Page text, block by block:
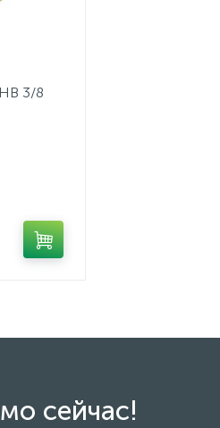
3/8
сейчас!